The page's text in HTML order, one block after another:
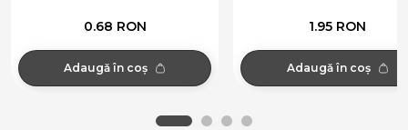
0.68 RON
Adaugă în coș
1.95 RON
Adaugă în coș